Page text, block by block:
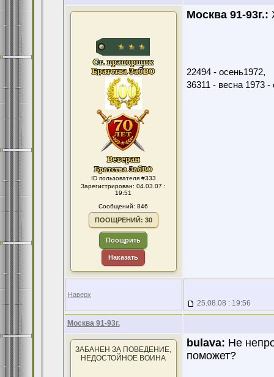
ID пользователя #333
Зарегистрирован: 04.03.07 :
19:51
Сообщений: 846
ПООЩРЕНИЙ: 30
Поощрить
Наказать
Москва 91-93г.:
22494 - осень1972,
36311 - весна 1973 -
Наверх
25.08.08 : 19:56
Москва 91-93г.
ЗАБАНЕН ЗА ПОВЕДЕНИЕ,
НЕДОСТОЙНОЕ ВОИНА
bulava: Не
поможет?